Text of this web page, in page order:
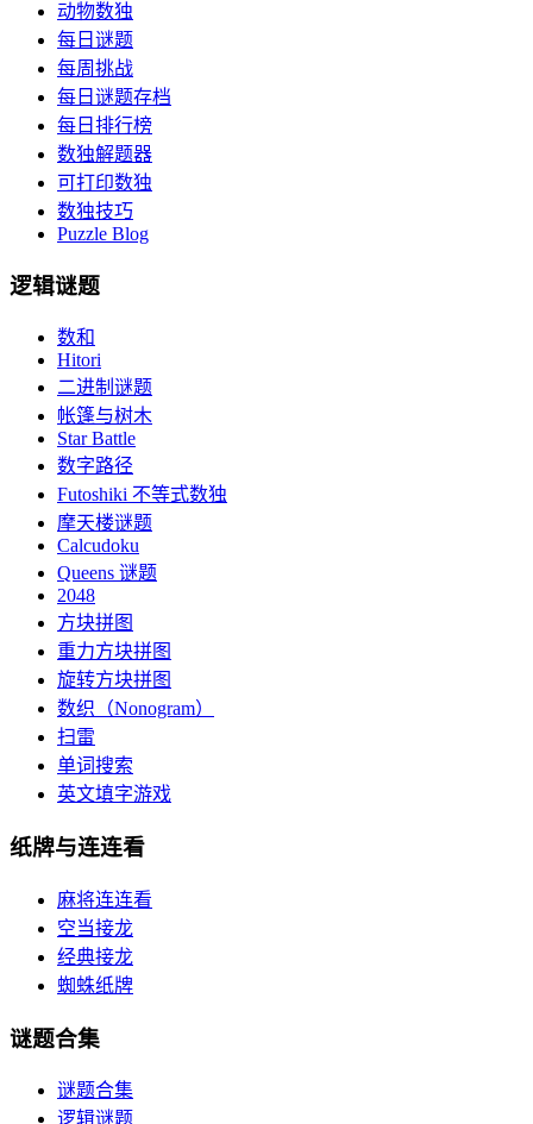
动物数独
每日谜题
每周挑战
每日谜题存档
每日排行榜
数独解题器
可打印数独
数独技巧
Puzzle Blog
逻辑谜题
数和
Hitori
二进制谜题
帐篷与树木
Star Battle
数字路径
Futoshiki 不等式数独
摩天楼谜题
Calcudoku
Queens 谜题
2048
方块拼图
重力方块拼图
旋转方块拼图
数织（Nonogram）
扫雷
单词搜索
英文填字游戏
纸牌与连连看
麻将连连看
空当接龙
经典接龙
蜘蛛纸牌
谜题合集
谜题合集
逻辑谜题